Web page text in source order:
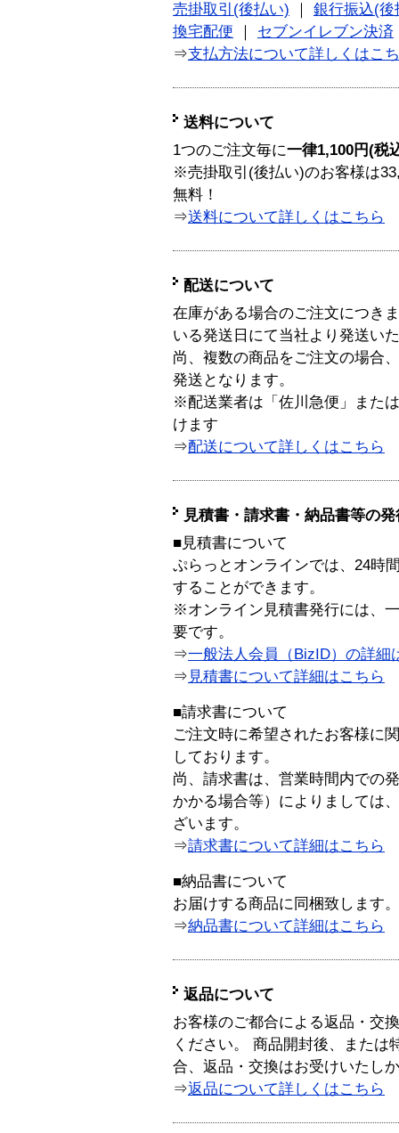
売掛取引(後払い)
銀行振込(後
換宅配便
セブンイレブン決済
⇒支払方法について詳しくはこ
送料について
1つのご注文毎に一律1,100円(税
※売掛取引(後払い)のお客様は
無料！
⇒送料について詳しくはこちら
配送について
在庫がある場合のご注文につき
いる発送日にて当社より発送い
尚、複数の商品をご注文の場合
発送となります。
※配送業者は「佐川急便」また
けます
⇒配送について詳しくはこちら
見積書・請求書・納品書等の
■見積書について
ぷらっとオンラインでは、24時
することができます。
※オンライン見積書発行には、
要です。
⇒一般法人会員（BizID）の詳細
⇒ 見積書について詳細はこちら
■請求書について
ご注文時に希望されたお客様に
しております。
尚、請求書は、営業時間内での
かかる場合等）によりましては
ざいます。
⇒請求書について詳細はこちら
■納品書について
お届けする商品に同梱致します。
⇒納品書について詳細はこちら
返品について
お客様のご都合による返品・交
ください。 商品開封後、または
合、返品・交換はお受けいたし
⇒返品について詳しくはこちら